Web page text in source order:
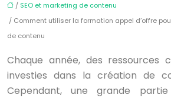
/ SEO et marketing de contenu
/ Comment utiliser la formation appel d’offre
de contenu
Chaque année, des ressources
investies dans la création de
Cependant, une grande